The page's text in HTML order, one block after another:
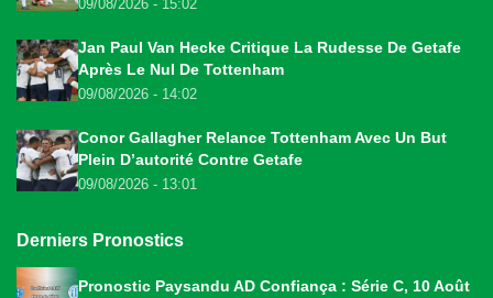
09/08/2026 - 15:02
Jan Paul Van Hecke Critique La Rudesse De Getafe
Après Le Nul De Tottenham
09/08/2026 - 14:02
Conor Gallagher Relance Tottenham Avec Un But
Plein D’autorité Contre Getafe
09/08/2026 - 13:01
Derniers Pronostics
Pronostic Paysandu AD Confiança : Série C, 10 Août